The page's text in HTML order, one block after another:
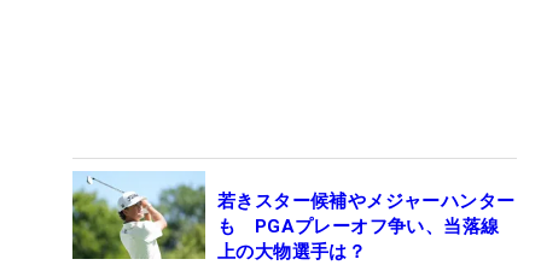
若きスター候補やメジャーハンター
も PGAプレーオフ争い、当落線
上の大物選手は？